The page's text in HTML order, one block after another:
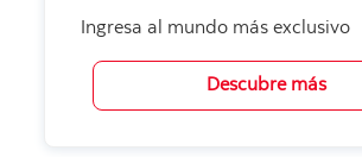
Ingresa al mundo más exclusivo
Descubre más